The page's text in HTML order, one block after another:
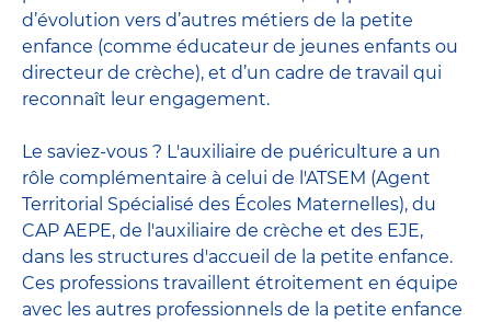
d’évolution vers d’autres métiers de la petite
enfance (comme éducateur de jeunes enfants ou
directeur de crèche), et d’un cadre de travail qui
reconnaît leur engagement.
Le saviez-vous ? L'auxiliaire de puériculture a un
rôle complémentaire à celui de l'ATSEM (Agent
Territorial Spécialisé des Écoles Maternelles), du
CAP AEPE, de l'auxiliaire de crèche et des EJE,
dans les structures d'accueil de la petite enfance.
Ces professions travaillent étroitement en équipe
avec les autres professionnels de la petite enfance